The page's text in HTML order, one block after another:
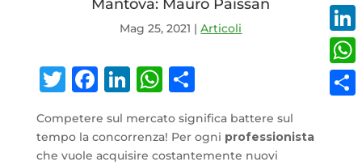
Mantova: Mauro Paissan
Mag 25, 2021 |Articoli
Twitter
Facebook
LinkedIn
WhatsApp
Condividi
Competere sul mercato significa battere sul
tempo la concorrenza! Per ogni professionista
che vuole acquisire costantemente nuovi